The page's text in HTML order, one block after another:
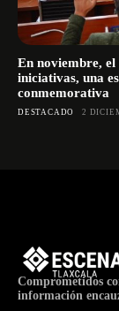
En noviembre,
iniciativas, una
conmemorativa
DESTACADO 2
Comprometidos
información